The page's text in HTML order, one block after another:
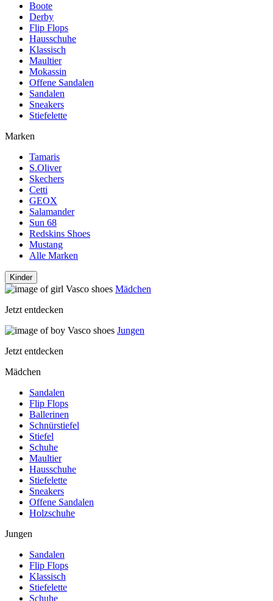
Boote
Derby
Flip Flops
Hausschuhe
Klassisch
Maultier
Mokassin
Offene Sandalen
Sandalen
Sneakers
Stiefelette
Marken
Tamaris
S.Oliver
Skechers
Cetti
GEOX
Salamander
Sun 68
Redskins Shoes
Mustang
Alle Marken
Kinder
Mädchen
Jetzt entdecken
Jungen
Jetzt entdecken
Mädchen
Sandalen
Flip Flops
Ballerinen
Schnürstiefel
Stiefel
Schuhe
Maultier
Hausschuhe
Stiefelette
Sneakers
Offene Sandalen
Holzschuhe
Jungen
Sandalen
Flip Flops
Klassisch
Stiefelette
Schuhe